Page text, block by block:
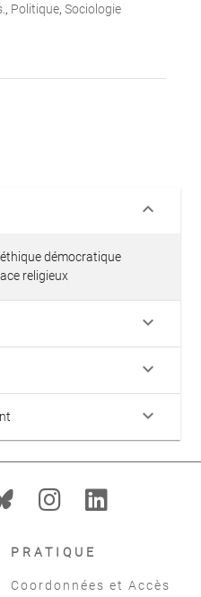
, Politique, Sociologie
keyboard_arrow_down
démocratique
religieux
keyboard_arrow_down
keyboard_arrow_down
keyboard_arrow_down
PRATIQUE
Coordonnées et Accès